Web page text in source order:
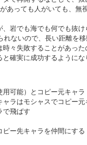
あっても人がいても、無
岩でも海でも何でも抜け
ないので、長い距離を移
々失敗することがあっ
確実に成功するようにな
用可能）とコピー元キャ
ラはモシャスでコピー元
で飛ばす
ー先キャラを仲間にする